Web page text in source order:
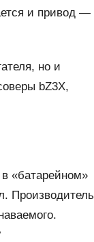
и привод —
но и
bZ3X,
«батарейном»
Производитель